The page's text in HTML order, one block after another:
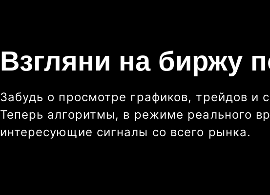
Взгляни на биржу
Забудь о просмотре графиков, трейдов и
Теперь алгоритмы, в режиме реального
интересующие сигналы со всего рынка.